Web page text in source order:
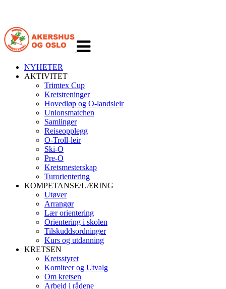
navigasjon
NYHETER
AKTIVITET
Trimtex Cup
Kretstreninger
Hovedløp og O-landsleir
Unionsmatchen
Samlinger
Reiseopplegg
O-Troll-leir
Ski-O
Pre-O
Kretsmesterskap
Turorientering
KOMPETANSE/LÆRING
Utøver
Arrangør
Lær orientering
Orientering i skolen
Tilskuddsordninger
Kurs og utdanning
KRETSEN
Kretsstyret
Komiteer og Utvalg
Om kretsen
Arbeid i rådene